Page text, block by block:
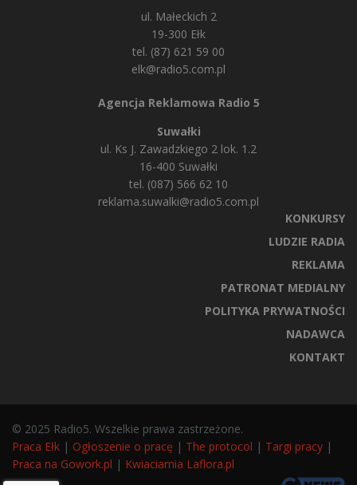
ul. Małeckich 2
19-300 Ełk
tel. (87) 621 59 00
elk@radio5.com.pl
Agencja Reklamowa Radio 5
Suwałki
ul. Ks J. Zawadzkiego 2 lok. 1.2
16-400 Suwałki
tel. (087) 566 62 10
reklama.suwalki@radio5.com.pl
KONKURSY
LUDZIE RADIA
REKLAMA
PATRONAT MEDIALNY
POLITYKA PRYWATNOŚCI
NADAWCA
KONTAKT
© 2025 Radio5. Wszelkie prawa zastrzeżone.
Praca Ełk | Ogłoszenie o pracę | The protocol | Targi pracy |
Praca na Gowork.pl | Kwiaciarnia Laflora.pl